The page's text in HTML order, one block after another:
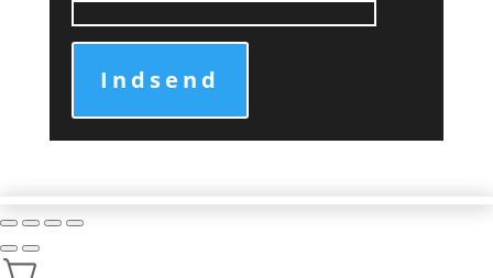
Indsend